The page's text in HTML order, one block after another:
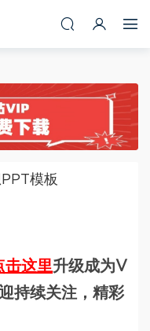
模板
击这里升级成为V
持续关注，精彩